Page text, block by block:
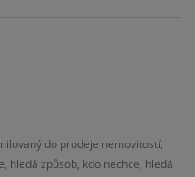
do prodeje nemovitostí,
hledá způsob, kdo nechce, hledá